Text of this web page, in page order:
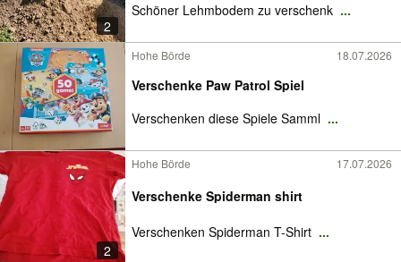
2
Schöner Lehmbodem zu verschenk ...
Hohe Börde 18.07.2026
Verschenke Paw Patrol Spiel
Verschenken diese Spiele Samml ...
2
Hohe Börde 17.07.2026
Verschenke Spiderman shirt
Verschenken Spiderman T-Shirt ...